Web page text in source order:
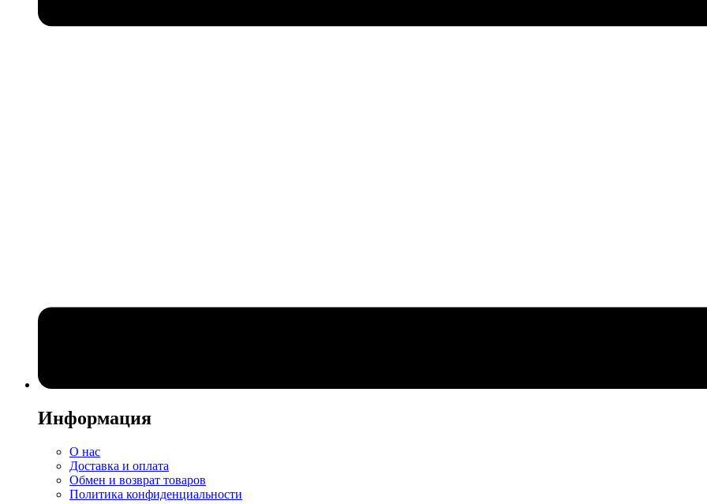
Информация
О нас
Доставка и оплата
Обмен и возврат товаров
Политика конфиденциальности